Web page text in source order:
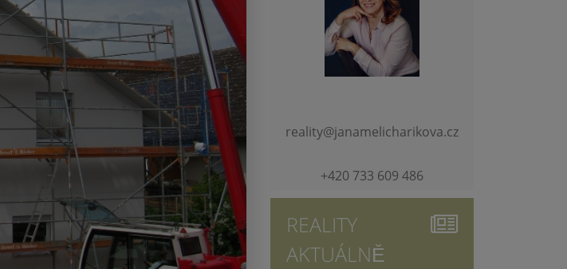
reality@janamelicharikova.cz
+420 733 609 486
REALITY
AKTUÁLNĚ